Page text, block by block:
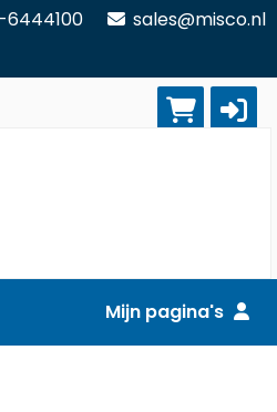
sales@misco.nl
Mijn pagina's